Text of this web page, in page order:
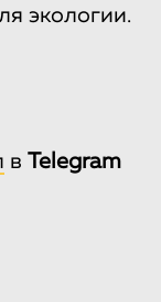
экологии.
в Telegram